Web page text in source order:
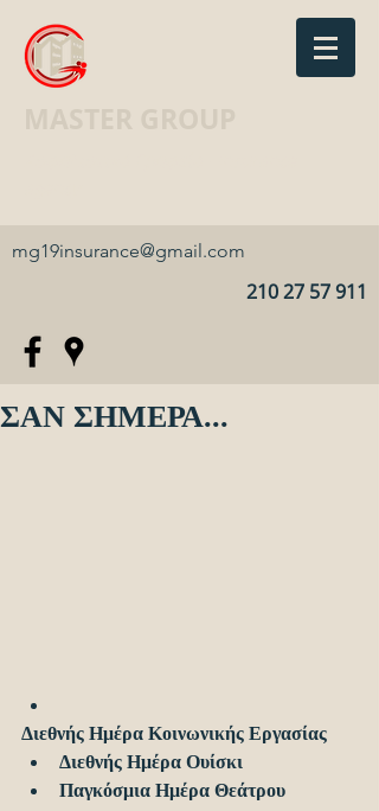
mg19insurance@gmail.com
210 27 57 911
ΣΑΝ ΣΗΜΕΡΑ...
Διεθνής Ημέρα Κοινωνικής Εργασίας
Διεθνής Ημέρα Ουίσκι
Παγκόσμια Ημέρα Θεάτρου